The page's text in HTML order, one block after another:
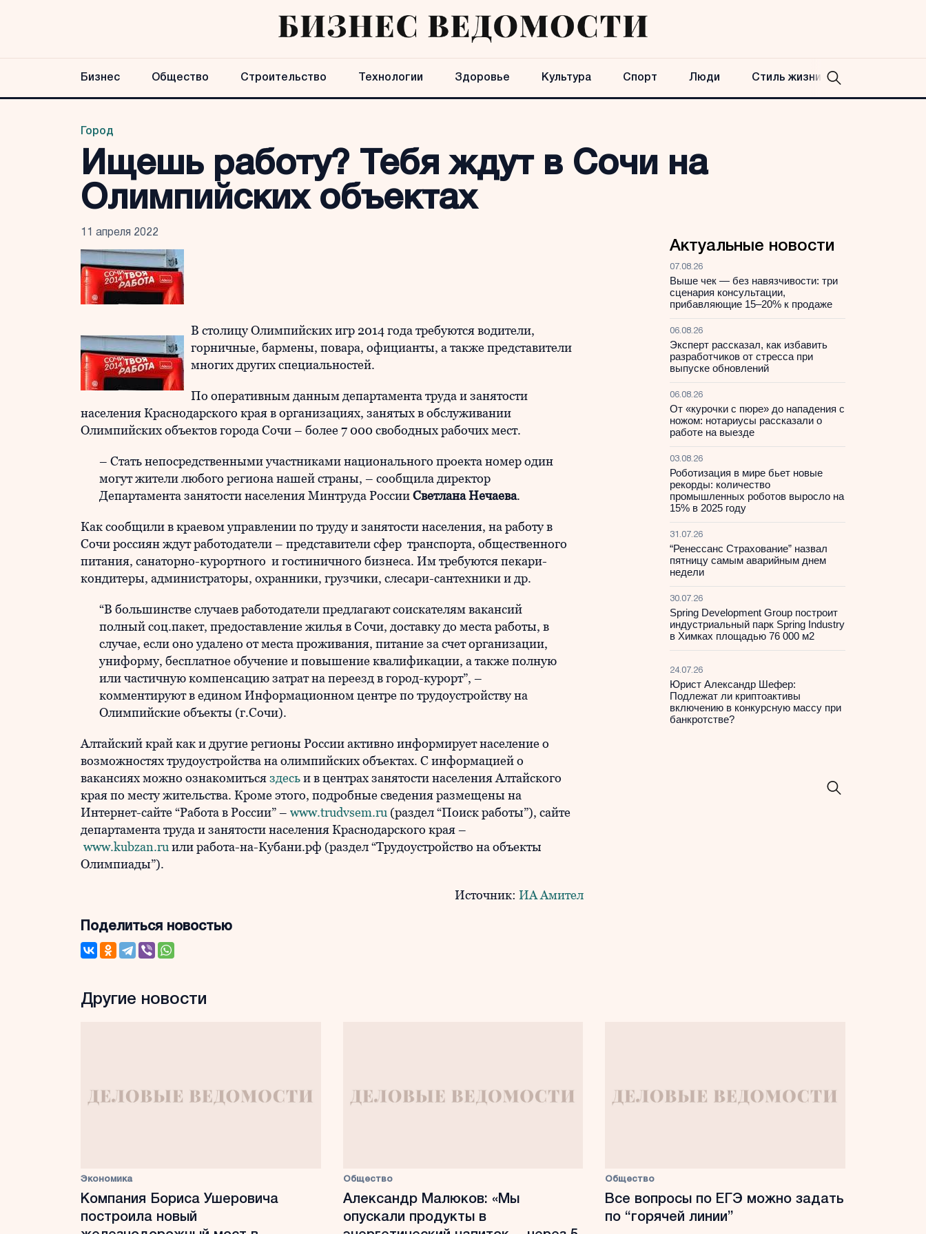
Бизнес Общество Строительство Технологии Здоровье Культура Спорт Люди Стиль жизни
Город
Ищешь работу? Тебя ждут в Сочи на
Олимпийских объектах
11 апреля 2022
В столицу Олимпийских игр 2014 года требуются водители,
горничные, бармены, повара, официанты, а также представители
многих других специальностей.
По оперативным данным департамента труда и занятости
населения Краснодарского края в организациях, занятых в обслуживании
Олимпийских объектов города Сочи – более 7 000 свободных рабочих мест.
– Стать непосредственными участниками национального проекта номер один
могут жители любого региона нашей страны, – сообщила директор
Департамента занятости населения Минтруда РоссииСветлана Нечаева.
Как сообщили в краевом управлении по труду и занятости населения, на работу в
Сочи россиян ждут работодатели – представители сфер транспорта, общественного
питания, санаторно-курортного и гостиничного бизнеса. Им требуются пекари-
кондитеры, администраторы, охранники, грузчики, слесари-сантехники и др.
“В большинстве случаев работодатели предлагают соискателям вакансий
полный соц.пакет, предоставление жилья в Сочи, доставку до места работы, в
случае, если оно удалено от места проживания, питание за счет организации,
униформу, бесплатное обучение и повышение квалификации, а также полную
или частичную компенсацию затрат на переезд в город-курорт”, –
комментируют в едином Информационном центре по трудоустройству на
Олимпийские объекты (г.Сочи).
Алтайский край как и другие регионы России активно информирует население о
возможностях трудоустройства на олимпийских объектах. С информацией о
вакансиях можно ознакомитьсяздесьи в центрах занятости населения Алтайского
края по месту жительства. Кроме этого, подробные сведения размещены на
Интернет-сайте “Работа в России” – www.trudvsem.ru (раздел “Поиск работы”), сайте
департамента труда и занятости населения Краснодарского края –
www.kubzan.ru или работа-на-Кубани.рф (раздел “Трудоустройство на объекты
Олимпиады”).
Источник: ИА Амител
Поделиться новостью
Актуальные новости
07.08.26
Выше чек — без навязчивости: три
сценария консультации,
прибавляющие 15–20% к продаже
06.08.26
Эксперт рассказал, как избавить
разработчиков от стресса при
выпуске обновлений
06.08.26
От «курочки с пюре» до нападения с
ножом: нотариусы рассказали о
работе на выезде
03.08.26
Роботизация в мире бьет новые
рекорды: количество
промышленных роботов выросло на
15% в 2025 году
31.07.26
“Ренессанс Страхование” назвал
пятницу самым аварийным днем
недели
30.07.26
Spring Development Group построит
индустриальный парк Spring Industry
в Химках площадью 76 000 м2
24.07.26
Юрист Александр Шефер:
Подлежат ли криптоактивы
включению в конкурсную массу при
банкротстве?
Другие новости
Экономика
Компания Бориса Ушеровича
построила новый
Общество
Александр Малюков: «Мы
опускали продукты в
Общество
Все вопросы по ЕГЭ можно задать
по “горячей линии”